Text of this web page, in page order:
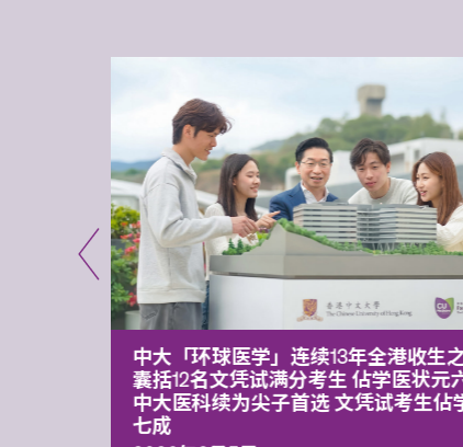
中大「环球医学」连续13年全港收生
囊括12名文凭试满分考生 佔学医状元
中大医科续为尖子首选 文凭试考生佔
七成